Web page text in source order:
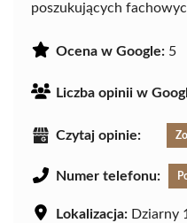
poszukujących
Ocena w Google: 5
Liczba opinii w
Czytaj opinie:
Numer telefonu:
Lokalizacja: Dziarny